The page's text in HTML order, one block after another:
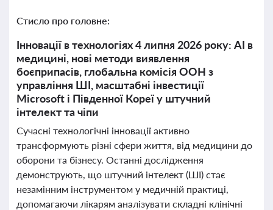
Стисло про головне:
Інновації в технологіях 4 липня 2026 року: AI в
медицині, нові методи виявлення
боєприпасів, глобальна комісія ООН з
управління ШІ, масштабні інвестиції
Microsoft і Південної Кореї у штучний
інтелект та чіпи
Сучасні технологічні інновації активно
трансформують різні сфери життя, від медицини до
оборони та бізнесу. Останні дослідження
демонструють, що штучний інтелект (ШІ) стає
незамінним інструментом у медичній практиці,
допомагаючи лікарям аналізувати складні клінічні